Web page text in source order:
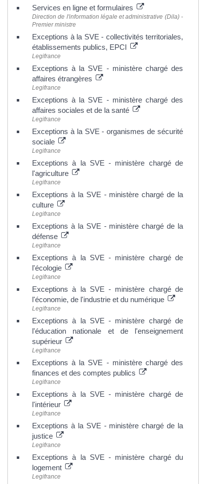
Services en ligne et formulaires
Direction de l'information légale et administrative (Dila) -
Premier ministre
Exceptions à la SVE - collectivités territoriales,
établissements publics, EPCI
Legifrance
Exceptions à la SVE - ministère chargé des
affaires étrangères
Legifrance
Exceptions à la SVE - ministère chargé des
affaires sociales et de la santé
Legifrance
Exceptions à la SVE - organismes de sécurité
sociale
Legifrance
Exceptions à la SVE - ministère chargé de
l'agriculture
Legifrance
Exceptions à la SVE - ministère chargé de la
culture
Legifrance
Exceptions à la SVE - ministère chargé de la
défense
Legifrance
Exceptions à la SVE - ministère chargé de
l'écologie
Legifrance
Exceptions à la SVE - ministère chargé de
l'économie, de l'industrie et du numérique
Legifrance
Exceptions à la SVE - ministère chargé de
l'éducation nationale et de l'enseignement
supérieur
Legifrance
Exceptions à la SVE - ministère chargé des
finances et des comptes publics
Legifrance
Exceptions à la SVE - ministère chargé de
l'intérieur
Legifrance
Exceptions à la SVE - ministère chargé de la
justice
Legifrance
Exceptions à la SVE - ministère chargé du
logement
Legifrance